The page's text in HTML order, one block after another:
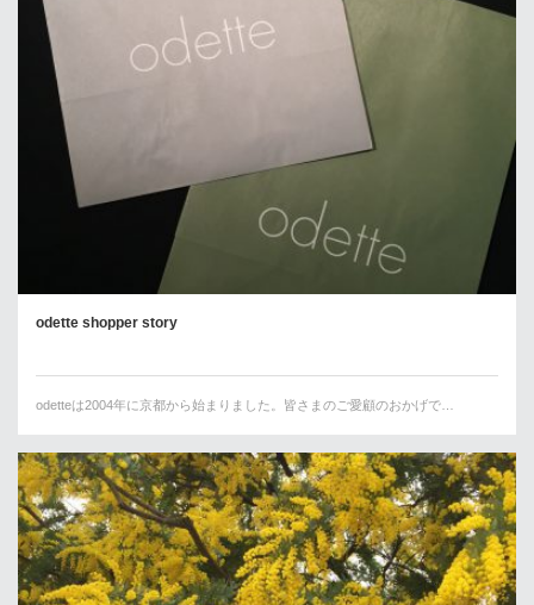
odette shopper story
odetteは2004年に京都から始まりました。皆さまのご愛顧のおかげで…